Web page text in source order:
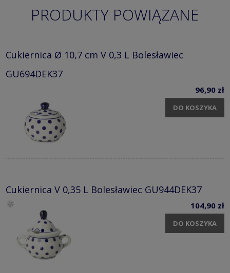
PRODUKTY POWIĄZANE
Cukiernica Ø 10,7 cm V 0,3 L Bolesławiec
GU694DEK37
96,90 zł
DO KOSZYKA
Cukiernica V 0,35 L Bolesławiec GU944DEK37
104,90 zł
DO KOSZYKA